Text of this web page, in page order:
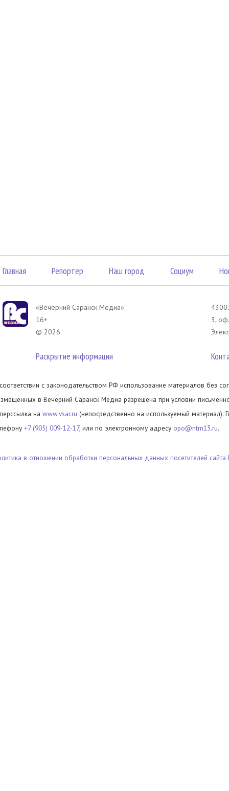
Главная Репортер Наш город Социум
«Вечерний Саранск Mедиа»
16+
© 2026
Раскрытие информации
3,
с законодательством РФ использование материалов без
в Вечерний Саранск Медиа разрешена при условии
на www.vsar.ru (непосредственно на используемый материал).
+7 (905) 009-12-17, или по электронному адресу opo@ntm13.ru.
в отношении обработки персональных данных посетителей